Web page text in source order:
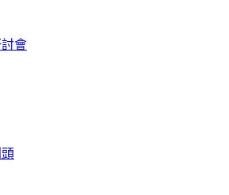
會